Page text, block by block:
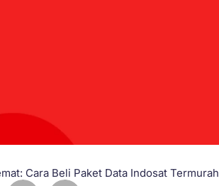
Cara Beli Paket Data Indosat Termurah